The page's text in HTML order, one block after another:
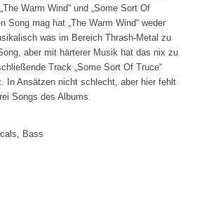
Warm Wind“ und „Some Sort Of
Song mag hat „The Warm Wind“ weder
was im Bereich Thrash-Metal zu
aber mit härterer Musik hat das nix zu
Track „Some Sort Of Truce“
In Ansätzen nicht schlecht, aber hier fehlt
Songs des Albums.
Bass